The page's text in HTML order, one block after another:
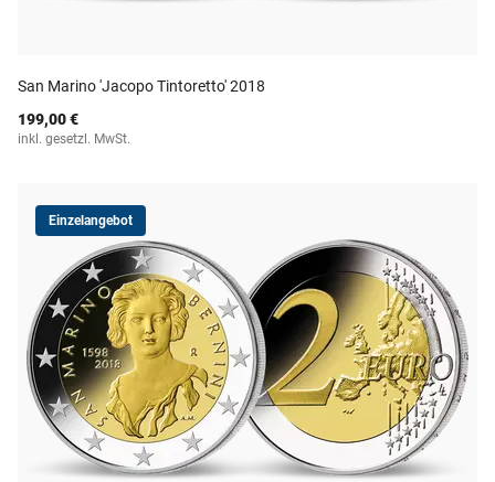
San Marino 'Jacopo Tintoretto' 2018
199,00 €
inkl. gesetzl. MwSt.
Einzelangebot